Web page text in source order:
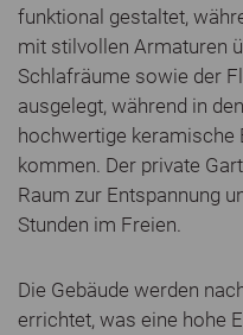
funktional gestaltet,
mit stilvollen Armaturen
Schlafräume sowie der
ausgelegt, während in
hochwertige keramische
kommen. Der private
Raum zur Entspannung
Stunden im Freien.
Die Gebäude werden
errichtet, was eine hohe